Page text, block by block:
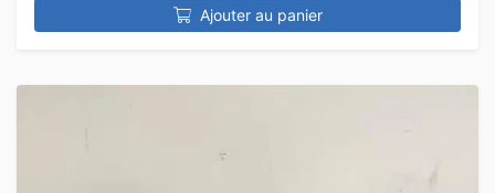
Ajouter au panier